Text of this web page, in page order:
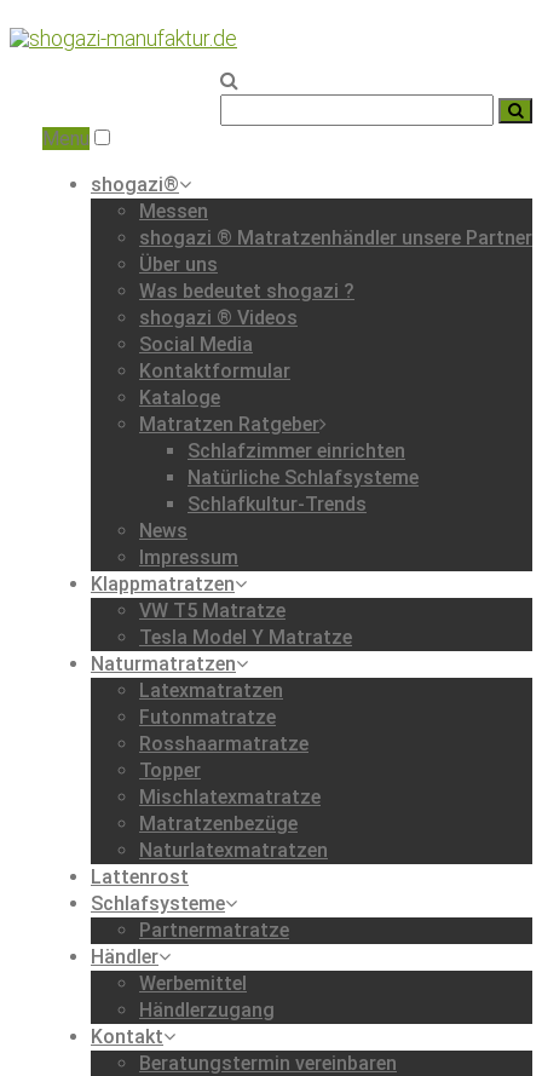
Menu
shogazi®
Messen
shogazi ® Matratzenhändler unsere Partner
Über uns
Was bedeutet shogazi ?
shogazi ® Videos
Social Media
Kontaktformular
Kataloge
Matratzen Ratgeber
Schlafzimmer einrichten
Natürliche Schlafsysteme
Schlafkultur-Trends
News
Impressum
Klappmatratzen
VW T5 Matratze
Tesla Model Y Matratze
Naturmatratzen
Latexmatratzen
Futonmatratze
Rosshaarmatratze
Topper
Mischlatexmatratze
Matratzenbezüge
Naturlatexmatratzen
Lattenrost
Schlafsysteme
Partnermatratze
Händler
Werbemittel
Händlerzugang
Kontakt
Beratungstermin vereinbaren